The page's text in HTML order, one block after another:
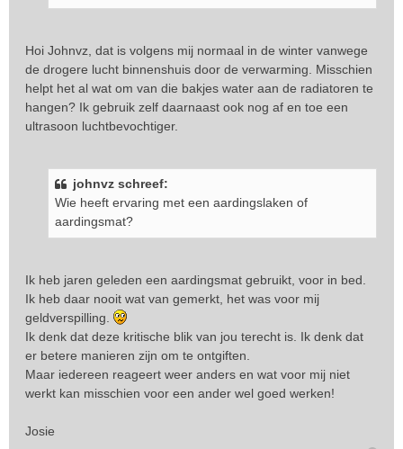
Hoi Johnvz, dat is volgens mij normaal in de winter vanwege
de drogere lucht binnenshuis door de verwarming. Misschien
helpt het al wat om van die bakjes water aan de radiatoren te
hangen? Ik gebruik zelf daarnaast ook nog af en toe een
ultrasoon luchtbevochtiger.
johnvz schreef:
Wie heeft ervaring met een aardingslaken of
aardingsmat?
Ik heb jaren geleden een aardingsmat gebruikt, voor in bed.
Ik heb daar nooit wat van gemerkt, het was voor mij
geldverspilling.
Ik denk dat deze kritische blik van jou terecht is. Ik denk dat
er betere manieren zijn om te ontgiften.
Maar iedereen reageert weer anders en wat voor mij niet
werkt kan misschien voor een ander wel goed werken!
Josie